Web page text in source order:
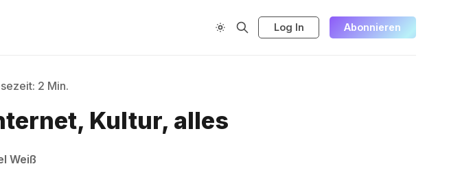
Log In Abonnieren
3 Zeichen ein
2 Min.
Kultur, alles
Weiß